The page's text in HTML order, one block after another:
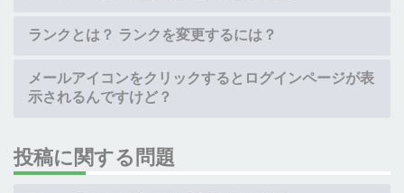
ランクとは？ ランクを変更するには？
メールアイコンをクリックするとログインページが表
示されるんですけど？
投稿に関する問題